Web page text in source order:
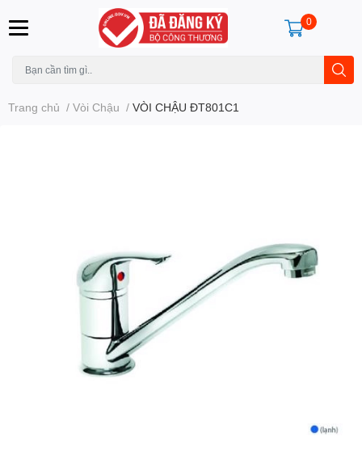
0
Trang chủ / Vòi Chậu / VÒI CHẬU ĐT801C1